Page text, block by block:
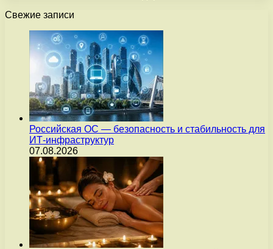
Свежие записи
Российская ОС — безопасность и стабильность для
ИТ-инфраструктур
07.08.2026